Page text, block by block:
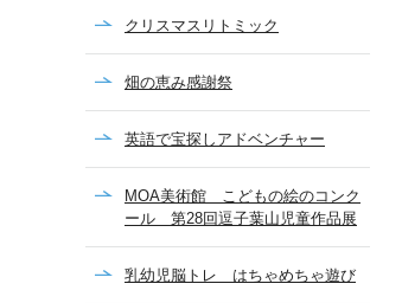
クリスマスリトミック
畑の恵み感謝祭
英語で宝探しアドベンチャー
MOA美術館 こどもの絵のコンク
ール 第28回逗子葉山児童作品展
乳幼児脳トレ はちゃめちゃ遊び